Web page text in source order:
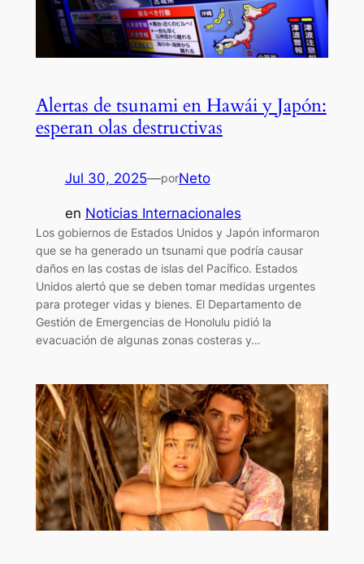
Alertas de tsunami en Hawái y Japón:
esperan olas destructivas
Jul 30, 2025—porNeto
en Noticias Internacionales
Los gobiernos de Estados Unidos y Japón informaron
que se ha generado un tsunami que podría causar
daños en las costas de islas del Pacífico. Estados
Unidos alertó que se deben tomar medidas urgentes
para proteger vidas y bienes. El Departamento de
Gestión de Emergencias de Honolulu pidió la
evacuación de algunas zonas costeras y…